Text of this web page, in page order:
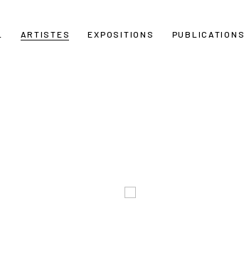
ARTISTES EXPOSITIONS PUBLICATIONS